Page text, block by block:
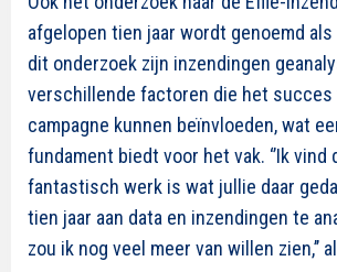
afgelopen tien jaar wordt genoemd
dit onderzoek zijn inzendingen
verschillende factoren die het succes
campagne kunnen beïnvloeden, wat
fundament biedt voor het vak. ‘’Ik
fantastisch werk is wat jullie daar
tien jaar aan data en inzendingen te
zou ik nog veel meer van willen zien,’’